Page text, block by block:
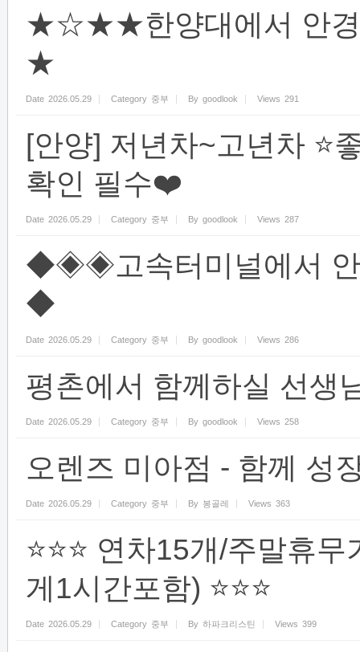
★☆★★한양대에서 안
★
Date 2026.05.29 Category 중부 By goodlook Views 291
[안양] 저년차~고년차 ⭐
확인 필수❤️
Date 2026.05.29 Category 중부 By goodlook Views 287
◆◈◈고속터미널에서
◆
Date 2026.05.29 Category 중부 By goodlook Views 286
평촌에서 함께하실 선
Date 2026.05.29 Category 중부 By goodlook Views 258
오렌즈 미아점 - 함께 성
Date 2026.05.29 Category 중부 By 봉골레 Views 363
⭐⭐⭐ 연차15개/주말휴
게1시간포함) ⭐⭐⭐
Date 2026.05.29 Category 중부 By 하파크리스틴 Views 399